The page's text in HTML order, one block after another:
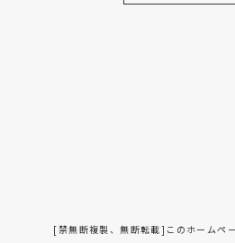
[禁無断複製、無断転載]このホームペ